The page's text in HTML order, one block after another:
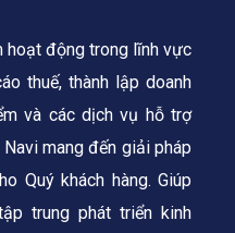
hoạt động trong lĩnh vực
thuế, thành lập doanh
và các dịch vụ hỗ trợ
mang đến giải pháp
Quý khách hàng. Giúp
trung phát triển kinh